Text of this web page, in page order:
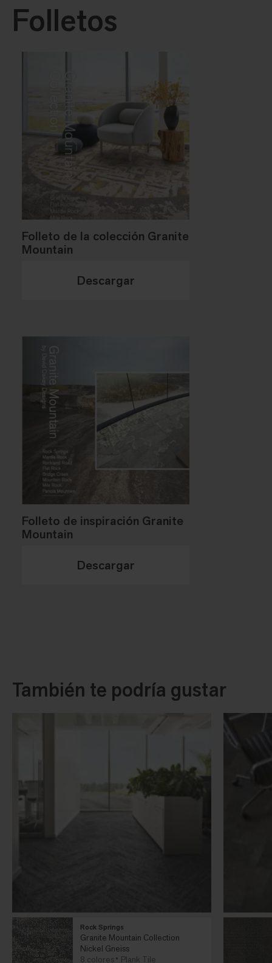
Folletos
Folleto de la colección Granite
Mountain
Descargar
Folleto de inspiración Granite
Mountain
Descargar
También te podría gustar
Rock Springs
Granite Mountain Collection
Nickel Gneiss
8 colores
Plank Tile